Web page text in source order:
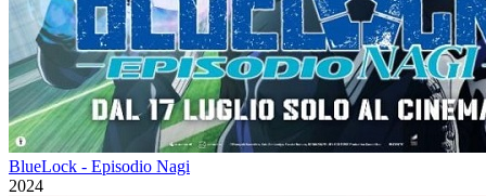
BlueLock - Episodio Nagi
2024